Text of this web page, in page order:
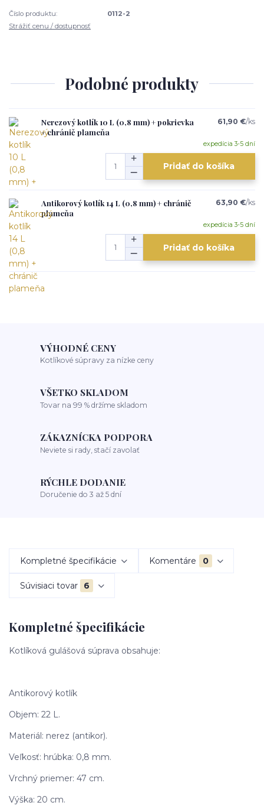
Číslo produktu:
0112-2
Strážiť cenu / dostupnosť
Podobné produkty
Nerezový kotlík 10 L (0,8 mm) + pokrievka
+ chránič plameňa
61,90 €/ks
expedícia 3-5 dní
Pridať do košíka
Antikorový kotlík 14 L (0,8 mm) + chránič
plameňa
63,90 €/ks
expedícia 3-5 dní
Pridať do košíka
VÝHODNÉ CENY
Kotlíkové súpravy za nízke ceny
VŠETKO SKLADOM
Tovar na 99 % držíme skladom
ZÁKAZNÍCKA PODPORA
Neviete si rady, stačí zavolať
RÝCHLE DODANIE
Doručenie do 3 až 5 dní
Kompletné špecifikácie Komentáre 0
Súvisiaci tovar 6
Kompletné špecifikácie
Kotlíková gulášová súprava obsahuje:
Antikorový kotlík
Objem: 22 L.
Materiál: nerez (antikor).
Veľkosť: hrúbka: 0,8 mm.
Vrchný priemer: 47 cm.
Výška: 20 cm.